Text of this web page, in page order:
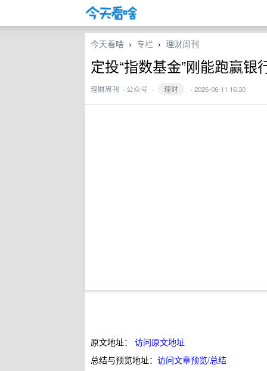
今天看啥 › 专栏 › 理财周刊
定投“指数基金”刚能跑赢
理财周刊 · 公众号 · 理财 · 2026-06-11 16:30
原文地址： 访问原文地址
总结与预览地址： 访问文章预览/总结